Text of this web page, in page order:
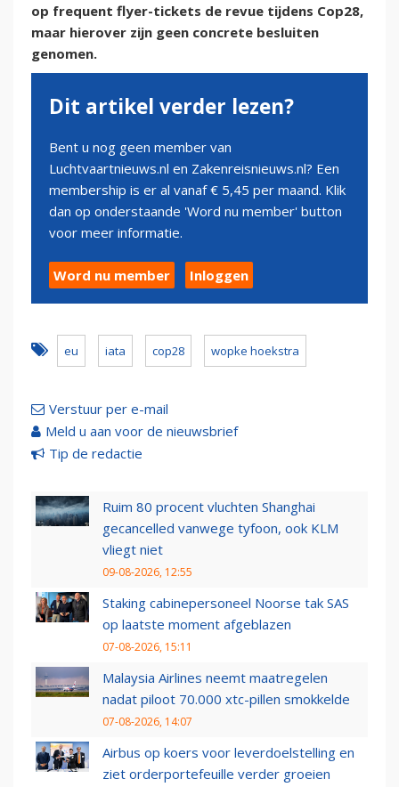
op frequent flyer-tickets de revue tijdens Cop28,
maar hierover zijn geen concrete besluiten
genomen.
Dit artikel verder lezen?
Bent u nog geen member van
Luchtvaartnieuws.nl en Zakenreisnieuws.nl? Een
membership is er al vanaf € 5,45 per maand. Klik
dan op onderstaande 'Word nu member' button
voor meer informatie.
Word nu member Inloggen
eu iata cop28 wopke hoekstra
Verstuur per e-mail
Meld u aan voor de nieuwsbrief
Tip de redactie
Ruim 80 procent vluchten Shanghai
gecancelled vanwege tyfoon, ook KLM
vliegt niet
09-08-2026, 12:55
Staking cabinepersoneel Noorse tak SAS
op laatste moment afgeblazen
07-08-2026, 15:11
Malaysia Airlines neemt maatregelen
nadat piloot 70.000 xtc-pillen smokkelde
07-08-2026, 14:07
Airbus op koers voor leverdoelstelling en
ziet orderportefeuille verder groeien